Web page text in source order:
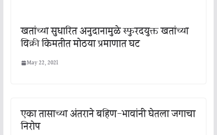
खतांच्या सुधारित अनुदानामुळे स्फुरदयुक्त खतांच्या
विक्री किंमतीत मोठया प्रमाणात घट
May 22, 2021
एका तासाच्या अंतराने बहिण-भावांनी घेतला जगाचा
निरोप